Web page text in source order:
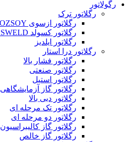
رگولاتور
رگلاتور ترک
رگلاتور ازسوی OZSOY
رگلاتور کسولد KASWELD
رگلاتور ایلدیز
رگلاتور درا استار
رگلاتور فشار بالا
رگلاتور صنعتی
رگلاتور استیل
رگلاتور گاز آزمایشگاهی
رگلاتور دبی بالا
رگلاتور تک مرحله ای
رگلاتور دو مرحله ای
رگلاتور گاز کالیبراسیون
رگلاتور گاز خالص